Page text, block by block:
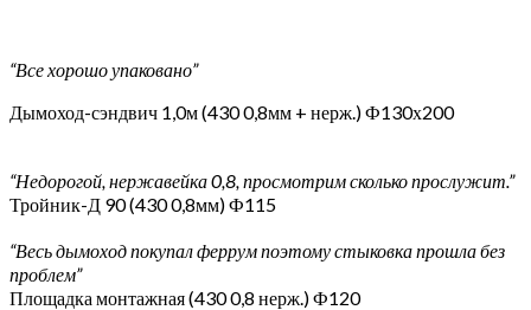
“Все хорошо упаковано”
Дымоход-сэндвич 1,0м (430 0,8мм + нерж.) Ф130х200
“Недорогой, нержавейка 0,8, просмотрим сколько прослужит.”
Тройник-Д 90 (430 0,8мм) Ф115
“Весь дымоход покупал феррум поэтому стыковка прошла без
проблем”
Площадка монтажная (430 0,8 нерж.) Ф120